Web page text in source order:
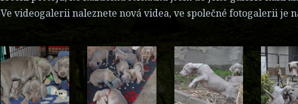
Ve videogalerii naleznete nová videa, ve společné fotogalerii je